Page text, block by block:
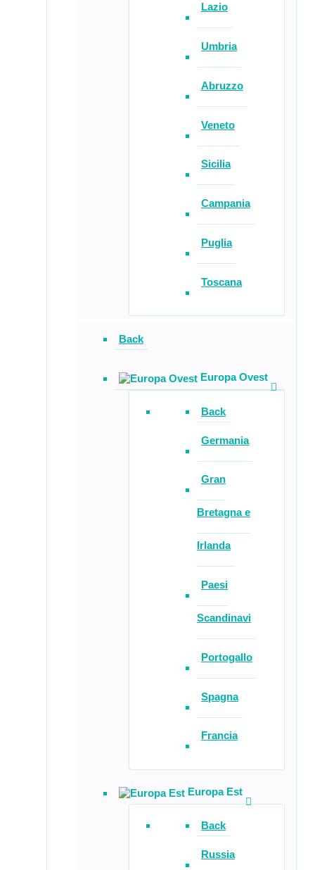
Lazio
Umbria
Abruzzo
Veneto
Sicilia
Campania
Puglia
Toscana
Back
Europa Ovest
Back
Germania
Gran
Bretagna e
Irlanda
Paesi
Scandinavi
Portogallo
Spagna
Francia
Europa Est
Back
Russia